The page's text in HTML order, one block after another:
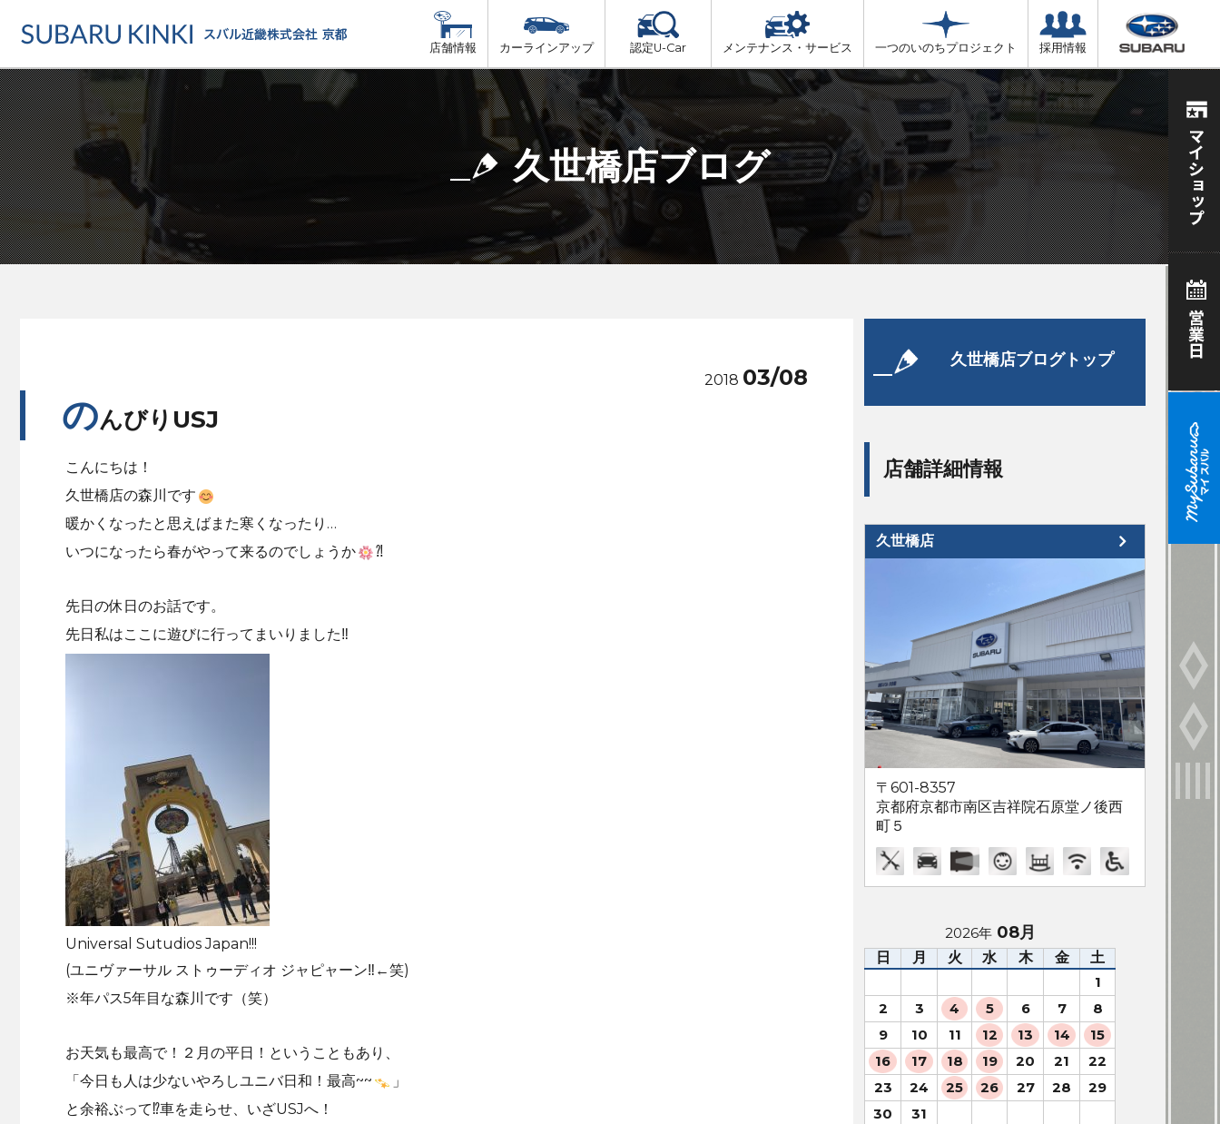
店舗情報
店舗情報 店舗一覧
地域でさがす
地図でさがす
試乗車でさがす
舞鶴・綾部・福知山・丹後
京都・亀岡
山城(中部・南部)
カーラインアップ
カーラインアップ
カーラインアップ一覧
乗用車
軽自動車
認定U-Car メンテナンス・サービス
メンテナンス・サービス
メンテナンス・サービストップ
車検・定期点検をする
カーケアをする
車検（法定24か月点検）
法定 12ヶ月 点検
6ヶ月ごとの セーフティ チェック
車検 3ヶ月前 無料診断
一つのいのちプロジェクト 採用情報
久世橋店ブログ
2018 03/08
のんびりUSJ
こんにちは！
久世橋店の森川です
暖かくなったと思えばまた寒くなったり…
いつになったら春がやって来るのでしょうか
⁈
先日の休日のお話です。
先日私はここに遊びに行ってまいりました‼︎
Universal Sutudios Japan!!!
(ユニヴァーサル ストゥーディオ ジャピャーン‼︎←笑)
※年パス5年目な森川です（笑）
お天気も最高で！２月の平日！ということもあり、
「今日も人は少ないやろしユニバ日和！最高~~
」
と余裕ぶって⁉︎車を走らせ、いざUSJへ！
久世橋店ブログトップ
店舗詳細情報
久世橋店
〒601-8357
京都府京都市南区吉祥院石原堂ノ後西
町５
2026年 08月
日 月 火 水 木 金 土
1
2
3 4 5 6 7
8
9
10 11 12 13 14
15
16
17 18 19 20 21
22
23
24 25 26 27 28
29
30
31